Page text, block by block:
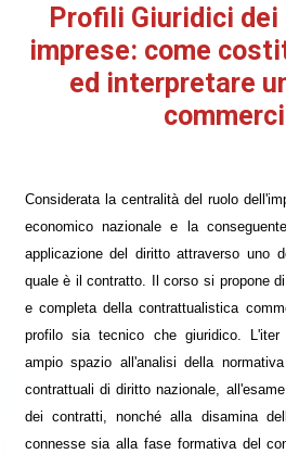
Profili Giuridici
imprese: come
ed interpretare
Considerata la centralità del ruolo
economico nazionale e la
applicazione del diritto attraverso uno
quale è il contratto. Il corso si propone
e completa della contrattualistica
profilo sia tecnico che giuridico. L'iter
ampio spazio all'analisi della
contrattuali di diritto nazionale,
dei contratti, nonché alla disamina
connesse sia alla fase formativa del